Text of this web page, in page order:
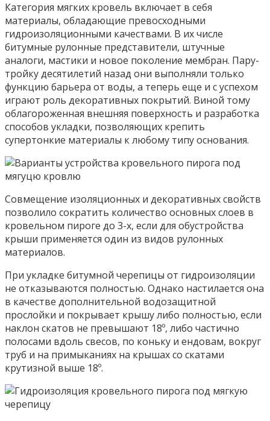
Категория мягких кровель включает в себя
материалы, обладающие превосходными
гидроизоляционными качествами. В их числе
битумные рулонные представители, штучные
аналоги, мастики и новое поколение мембран. Пару-
тройку десятилетий назад они выполняли только
функцию барьера от воды, а теперь еще и с успехом
играют роль декоративных покрытий. Виной тому
облагороженная внешняя поверхность и разработка
способов укладки, позволяющих крепить
супертонкие материалы к любому типу основания.
Совмещение изоляционных и декоративных свойств
позволило сократить количество основных слоев в
кровельном пироге до 3-х, если для обустройства
крыши применяется один из видов рулонных
материалов.
При укладке битумной черепицы от гидроизоляции
не отказываются полностью. Однако настилается она
в качестве дополнительной водозащитной
прослойки и покрывает крышу либо полностью, если
наклон скатов не превышают 18º, либо частично
полосами вдоль свесов, по коньку и ендовам, вокруг
труб и на примыканиях на крышах со скатами
крутизной выше 18º.